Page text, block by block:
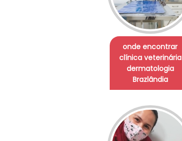
onde encontrar
clínica veterinária
dermatologia
Brazlândia